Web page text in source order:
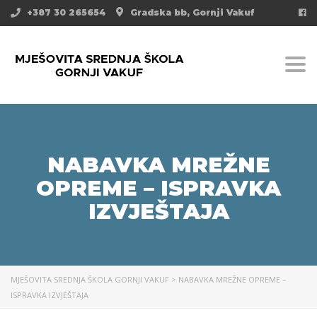
Gradska bb, Gornji Vakuf
+387 30 265654
NABAVKA MREŽNE
OPREME – ISPRAVKA
IZVJEŠTAJA
MJEŠOVITA SREDNJA ŠKOLA GORNJI VAKUF > NABAVKA MREŽNE OPREME –
ISPRAVKA IZVJEŠTAJA